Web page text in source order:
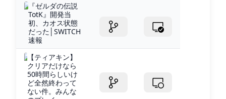
『ゼルダの伝説
TotK』開発当
初、カオス状態
だった│SWITCH
速報
【ティアキン】
クリアだけなら
50時間らしいけ
ど全然終わって
ない件。みんな